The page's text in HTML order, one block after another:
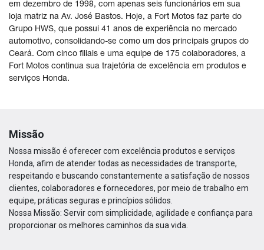
em dezembro de 1998, com apenas seis funcionários em sua
loja matriz na Av. José Bastos. Hoje, a Fort Motos faz parte do
Grupo HWS, que possui 41 anos de experiência no mercado
automotivo, consolidando-se como um dos principais grupos do
Ceará. Com cinco filiais e uma equipe de 175 colaboradores, a
Fort Motos continua sua trajetória de excelência em produtos e
serviços Honda.
Missão
Nossa missão é oferecer com excelência produtos e serviços
Honda, afim de atender todas as necessidades de transporte,
respeitando e buscando constantemente a satisfação de nossos
clientes, colaboradores e fornecedores, por meio de trabalho em
equipe, práticas seguras e princípios sólidos.
Nossa Missão: Servir com simplicidade, agilidade e confiança para
proporcionar os melhores caminhos da sua vida.